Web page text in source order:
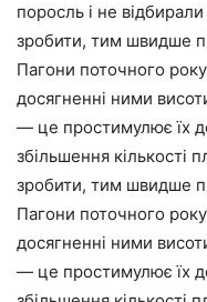
поросль і не
зробити, тим швидше
Пагони поточного
досягненні ними
— це простимулює їх
збільшення кількості
зробити, тим швидше
Пагони поточного
досягненні ними
— це простимулює їх